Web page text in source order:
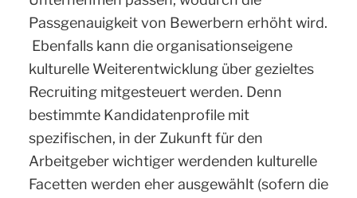
Passgenauigkeit von Bewerbern erhöht wird.
Ebenfalls kann die organisationseigene
kulturelle Weiterentwicklung über gezieltes
Recruiting mitgesteuert werden. Denn
bestimmte Kandidatenprofile mit
spezifischen, in der Zukunft für den
Arbeitgeber wichtiger werdenden kulturelle
Facetten werden eher ausgewählt (sofern die